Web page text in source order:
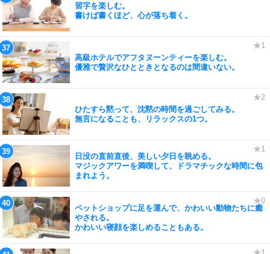
習字を楽しむ。
書けば書くほど、心が落ち着く。
高級ホテルでアフタヌーンティーを楽しむ。
優雅で贅沢なひとときとなるのは間違いない。
ひたすら黙って、沈黙の時間を過ごしてみる。
無言になることも、リラックスの1つ。
日没の直前直後、美しい夕日を眺める。
マジックアワーを満喫して、ドラマチックな時間に包
まれよう。
ペットショップに足を運んで、かわいい動物たちに癒
やされる。
かわいい寝顔を楽しめることもある。